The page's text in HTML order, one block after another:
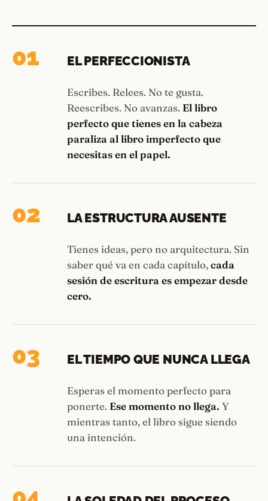
01 EL PERFECCIONISTA
Escribes. Relees. No te gusta.
Reescribes. No avanzas. El libro
perfecto que tienes en la cabeza
paraliza al libro imperfecto que
necesitas en el papel.
02 LA ESTRUCTURA AUSENTE
Tienes ideas, pero no arquitectura. Sin
saber qué va en cada capítulo,cada
sesión de escritura es empezar desde
cero.
03 EL TIEMPO QUE NUNCA LLEGA
Esperas el momento perfecto para
ponerte. Ese momento no llega. Y
mientras tanto, el libro sigue siendo
una intención.